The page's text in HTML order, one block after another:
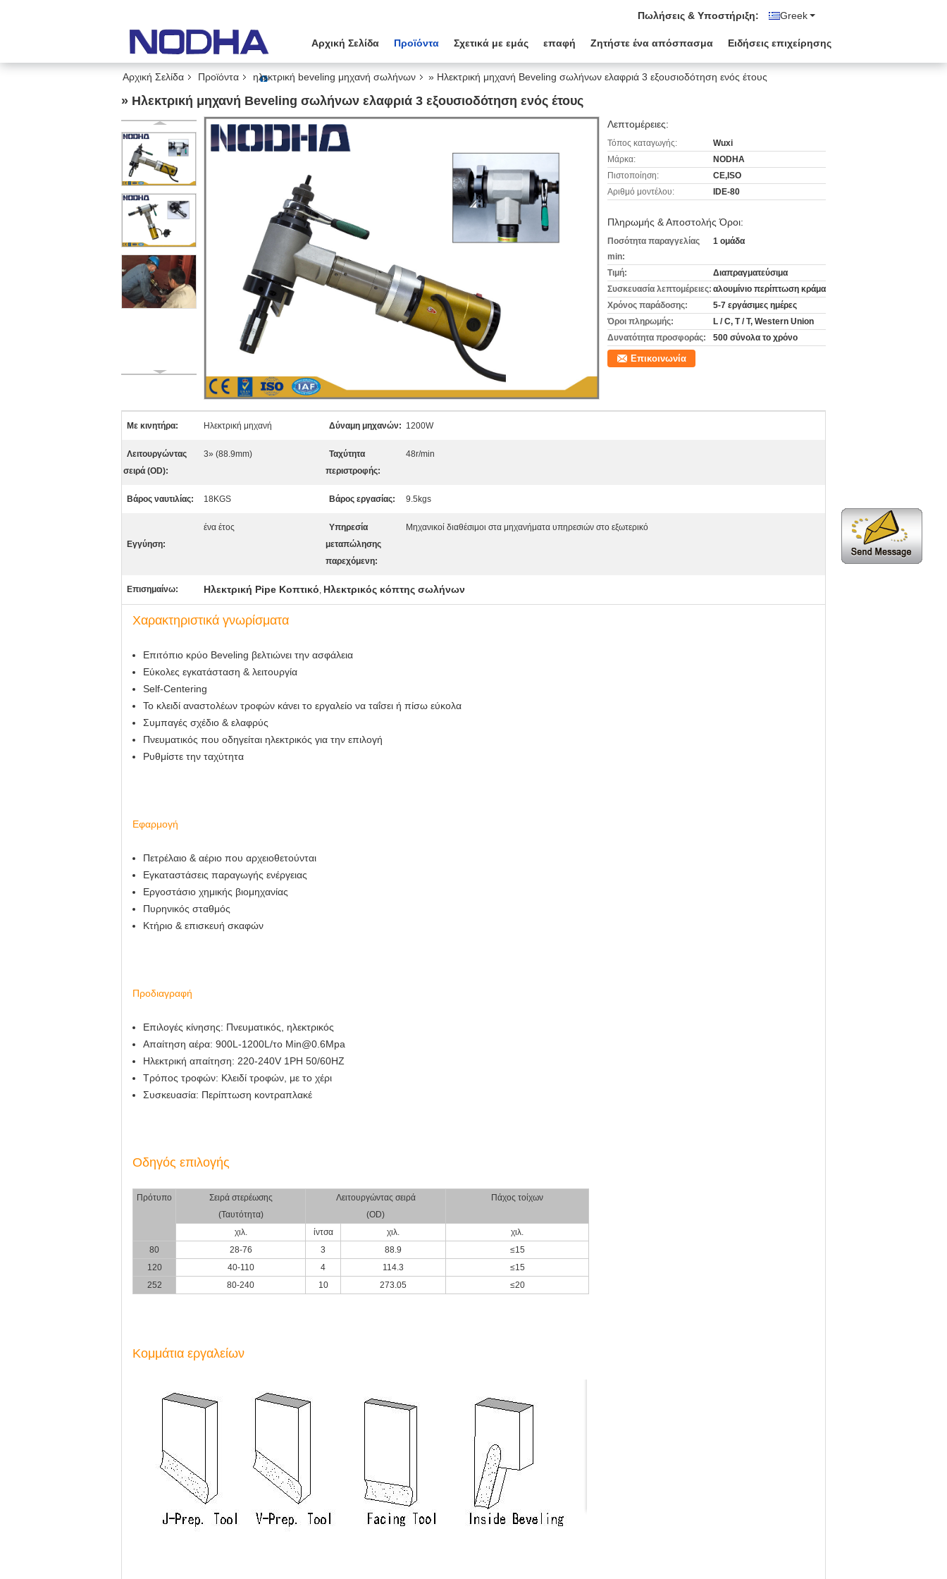
Greek
Πωλήσεις & Υποστήριξη:
Αρχική Σελίδα Προϊόντα Σχετικά με εμάς επαφή Ζητήστε ένα απόσπασμα Ειδήσεις επιχείρησης
Αρχική Σελίδα Προϊόντα ηλεκτρική beveling μηχανή σωλήνων » Ηλεκτρική μηχανή Beveling σωλήνων ελαφριά 3 εξουσιοδότηση ενός έτους
» Ηλεκτρική μηχανή Beveling σωλήνων ελαφριά 3 εξουσιοδότηση ενός έτους
Λεπτομέρειες:
Τόπος καταγωγής:
Wuxi
Μάρκα:
NODHA
Πιστοποίηση:
CE,ISO
Αριθμό μοντέλου:
IDE-80
Πληρωμής & Αποστολής Όροι:
Ποσότητα παραγγελίας
min:
1 ομάδα
Τιμή:
Διαπραγματεύσιμα
Συσκευασία λεπτομέρειες: αλουμίνιο περίπτωση κράμα
Χρόνος παράδοσης:
5-7 εργάσιμες ημέρες
Όροι πληρωμής:
L / C, T / T, Western Union
Δυνατότητα προσφοράς:
500 σύνολα το χρόνο
Επικοινωνία
Με κινητήρα: Ηλεκτρική μηχανή Δύναμη μηχανών: 1200W
Λειτουργώντας
σειρά (OD):
3» (88.9mm)
Ταχύτητα
περιστροφής:
48r/min
Βάρος ναυτιλίας: 18KGS Βάρος εργασίας: 9.5kgs
Εγγύηση:
ένα έτος
Υπηρεσία
μεταπώλησης
παρεχόμενη:
Μηχανικοί διαθέσιμοι στα μηχανήματα υπηρεσιών στο εξωτερικό
Επισημαίνω: Ηλεκτρική Pipe Κοπτικό, Ηλεκτρικός κόπτης σωλήνων
Χαρακτηριστικά γνωρίσματα
Επιτόπιο κρύο Beveling βελτιώνει την ασφάλεια
Εύκολες εγκατάσταση & λειτουργία
Self-Centering
Το κλειδί αναστολέων τροφών κάνει το εργαλείο να ταΐσει ή πίσω εύκολα
Συμπαγές σχέδιο & ελαφρύς
Πνευματικός που οδηγείται ηλεκτρικός για την επιλογή
Ρυθμίστε την ταχύτητα
Εφαρμογή
Πετρέλαιο & αέριο που αρχειοθετούνται
Εγκαταστάσεις παραγωγής ενέργειας
Εργοστάσιο χημικής βιομηχανίας
Πυρηνικός σταθμός
Κτήριο & επισκευή σκαφών
Προδιαγραφή
Επιλογές κίνησης: Πνευματικός, ηλεκτρικός
Απαίτηση αέρα: 900L-1200L/το Min@0.6Mpa
Ηλεκτρική απαίτηση: 220-240V 1PH 50/60HZ
Τρόπος τροφών: Κλειδί τροφών, με το χέρι
Συσκευασία: Περίπτωση κοντραπλακέ
Οδηγός επιλογής
Πρότυπο
Σειρά στερέωσης
(Ταυτότητα)
Λειτουργώντας σειρά
(OD)
Πάχος τοίχων
χιλ. ίντσα χιλ.
χιλ.
80
28-76 3 88.9
≤15
120
40-110 4 114.3
≤15
252
80-240 10 273.05 ≤20
Κομμάτια εργαλείων